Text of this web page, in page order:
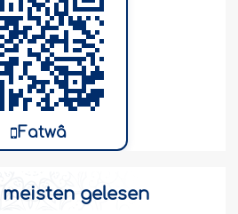
Fatwâ
gelesen